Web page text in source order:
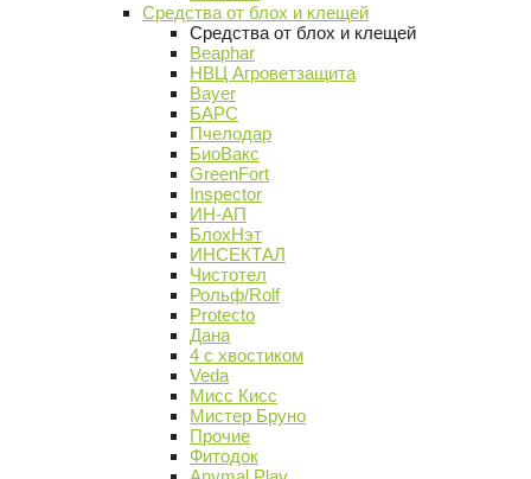
Средства от блох и клещей
Средства от блох и клещей
Beaphar
НВЦ Агроветзащита
Bayer
БАРС
Пчелодар
БиоВакс
GreenFort
Inspector
ИН-АП
БлохНэт
ИНСЕКТАЛ
Чистотел
Рольф/Rolf
Protecto
Дана
4 с хвостиком
Veda
Мисс Кисс
Мистер Бруно
Прочие
Фитодок